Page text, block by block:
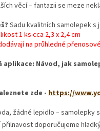
věcí – fantazii se meze
Sadu kvalitních samolepek s
1 ks cca 2,3 x 2,4 cm
na průhledné
aplikace: Návod, jak
zde - https://
žádné lepidlo – samolepky
přilnavost doporučujeme